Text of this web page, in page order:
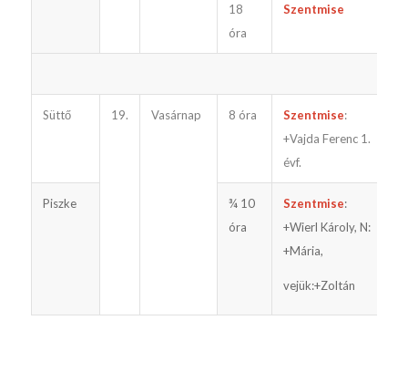
18
óra
Szentmise
Süttő 19. Vasárnap 8 óra Szentmise:
+Vajda Ferenc 1.
évf.
Piszke
¾ 10
óra
Szentmise:
+Wierl Károly, N:
+Mária,
vejük:+Zoltán